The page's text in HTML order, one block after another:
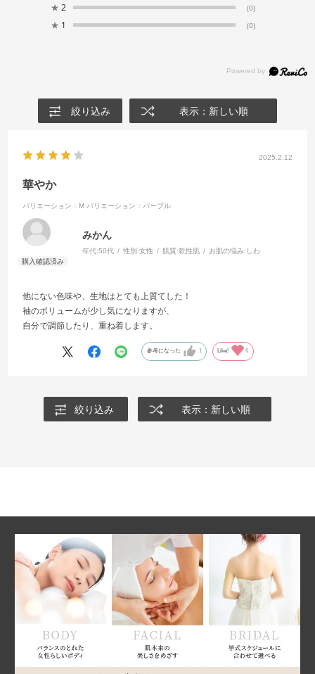
★ 2 (0)
★ 1 (0)
絞り込み 表示：新しい順
2025.2.12
華やか
バリエーション：M バリエーション：パープル
みかん
年代:50代 性別:女性 肌質:乾性肌 お肌の悩み: しわ
他にない色味や、生地はとても上質てした！
袖のボリュームが少し気になりますが、
自分で調節したり、重ね着します。
参考になった 1 Like! 0
絞り込み 表示：新しい順